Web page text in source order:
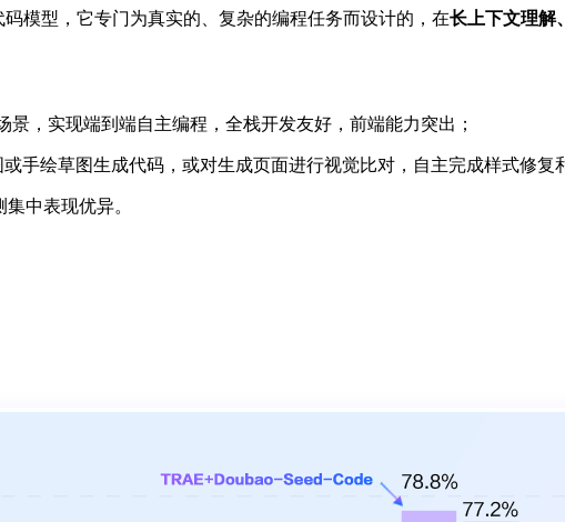
模型，它专门为真实的、复杂的编程任务而设计的，在长上下文理解
，实现端到端自主编程，全栈开发友好，前端能力突出；
或手绘草图生成代码，或对生成页面进行视觉比对，自主完成样式修复
中表现优异。